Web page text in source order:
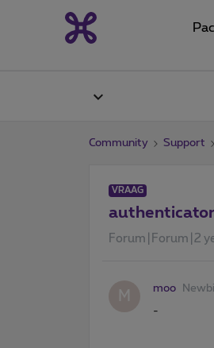
Community Support
VRAAG
Forum|Forum|2
M moo
-